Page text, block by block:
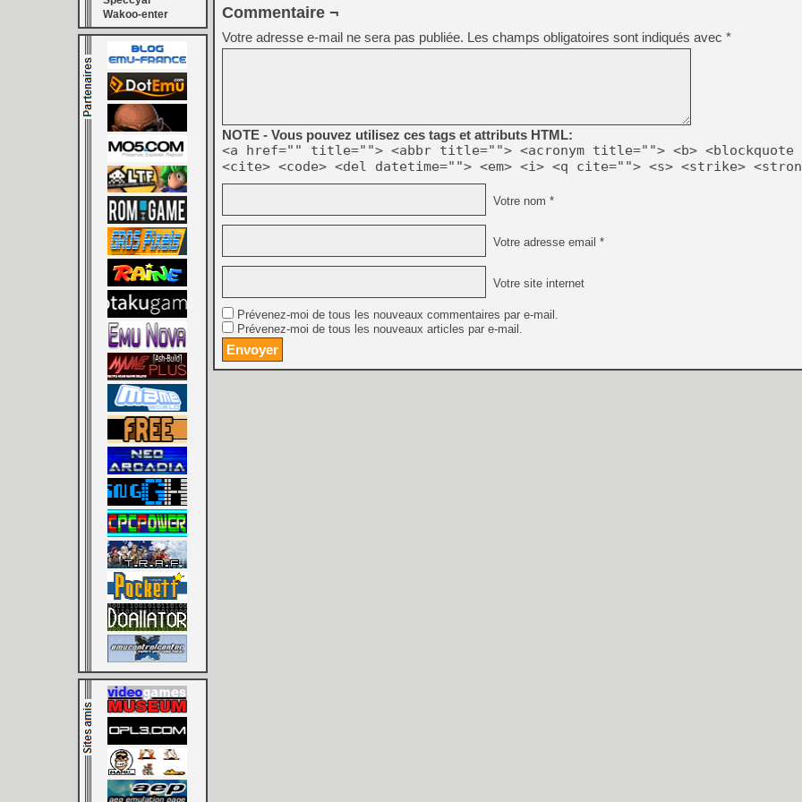
[GK] Déjà des
[Mo5] Brickboy cherche à
[GK] Minecraft et ses «
[GK] Beast of
[GK] Mémoire cash -
[GK] Dan Houser (GTA)
[GK] Comment EA Sports
[GK] Crimson Moon : un
[GK] Isle of Reveries : le
[GK] Moonlighter 2 : The
[GK] Capcom relance
[Mo5] Deux inédits du
Wakoo-enter
Commentaire ¬
Votre adresse e-mail ne sera pas publiée. Les champs obligatoires sont indiqués avec *
NOTE - Vous pouvez utilisez ces tags et attributs HTML:
<a href="" title=""> <abbr title=""> <acronym title=""> <b> <blockquote
<cite> <code> <del datetime=""> <em> <i> <q cite=""> <s> <strike>
Votre nom *
Votre adresse email *
Votre site internet
Prévenez-moi de tous les nouveaux commentaires par e-mail.
Prévenez-moi de tous les nouveaux articles par e-mail.